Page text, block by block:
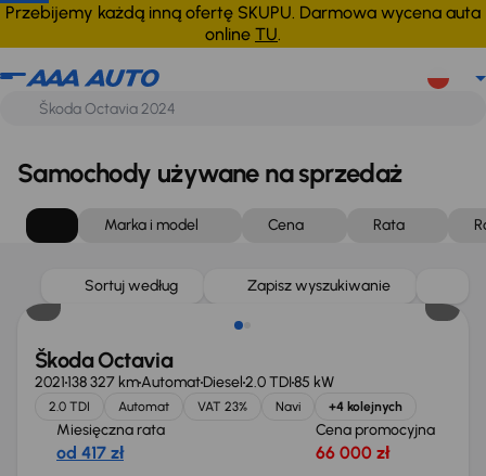
Przebijemy każdą inną ofertę SKUPU. Darmowa wycena auta
online TU.
Samochody używane na sprzedaż
Marka i model Cena Rata
Sortuj według Zapisz wyszukiwanie
Możliwość odliczenia VAT
Škoda Octavia
2021138 327 kmAutomatDiesel2.0 TDI85 kW
2.0 TDI Automat VAT 23% Navi +4 kolejnych
Miesięczna rata
od 417 zł
Cena promocyjna
66 000 zł